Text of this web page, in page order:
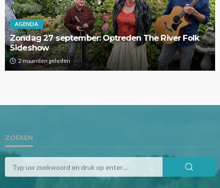
AGENDA
Zomerse zondagen: ZomerTerras
3 maanden geleden
ZOEKEN